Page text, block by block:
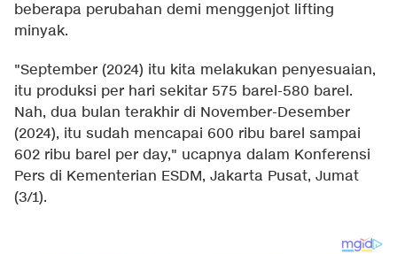
beberapa perubahan demi menggenjot lifting
minyak.
"September (2024) itu kita melakukan penyesuaian,
itu produksi per hari sekitar 575 barel-580 barel.
Nah, dua bulan terakhir di November-Desember
(2024), itu sudah mencapai 600 ribu barel sampai
602 ribu barel per day," ucapnya dalam Konferensi
Pers di Kementerian ESDM, Jakarta Pusat, Jumat
(3/1).